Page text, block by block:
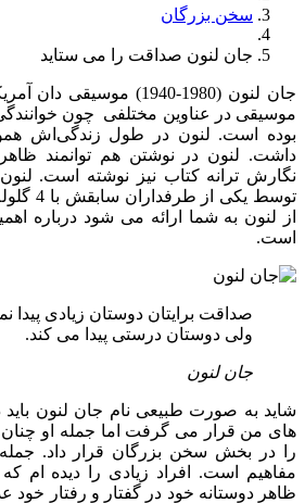
سخن بزرگان
جان لنون صداقت را می ستاید
جان لنون (1980-1940)
موسیقی در عناوین مختلفی چون
بوده است. لنون در طول زندگی‌اش
داشت. لنون در نوشتن هم توانمند
توسط
از لنون به شما ارائه می شود درباره
است.
صداقت برایتان دوستان زیادی پیدا
ولی دوستان درستی پیدا می کند.
جان لنون
شاید به صورت طبیعی نام جان لنون
های من قرار می گرفت اما جمله او چنان
را در بخش سخن بزرگان قرار داد. جمله
مفاهیم است. افراد زیادی را دیده ام
ظاهر دوستانه خود در گفتار و رفتار خود